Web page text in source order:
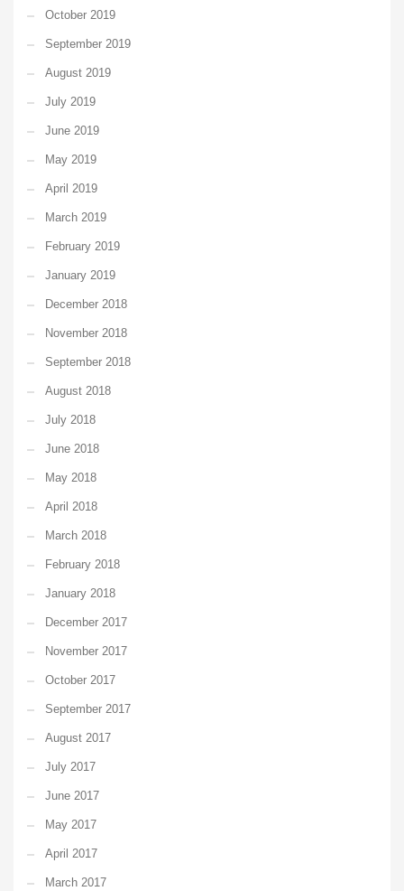
October 2019
September 2019
August 2019
July 2019
June 2019
May 2019
April 2019
March 2019
February 2019
January 2019
December 2018
November 2018
September 2018
August 2018
July 2018
June 2018
May 2018
April 2018
March 2018
February 2018
January 2018
December 2017
November 2017
October 2017
September 2017
August 2017
July 2017
June 2017
May 2017
April 2017
March 2017